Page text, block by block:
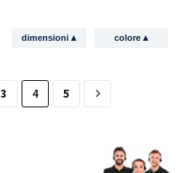
dimensioni▴ colore ▴
3 4 5